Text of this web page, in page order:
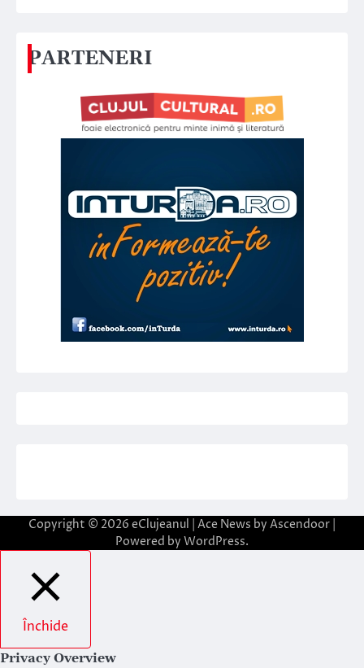
PARTENERI
Copyright © 2026 eClujeanul | Ace News by Ascendoor
Powered by WordPress.
Închide
Privacy Overview